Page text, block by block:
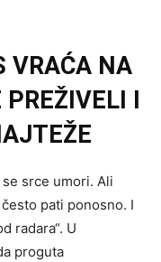
VRAĆA NA
I
srce umori. Ali
pati ponosno. I
radara“. U
proguta